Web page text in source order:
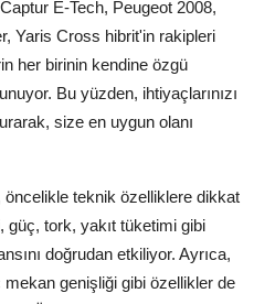
E-Tech, Peugeot 2008,
Yaris Cross hibrit'in rakipleri
her birinin kendine özgü
Bu yüzden, ihtiyaçlarınızı
size en uygun olanı
öncelikle teknik özelliklere dikkat
tork, yakıt tüketimi gibi
doğrudan etkiliyor. Ayrıca,
mekan genişliği gibi özellikler de